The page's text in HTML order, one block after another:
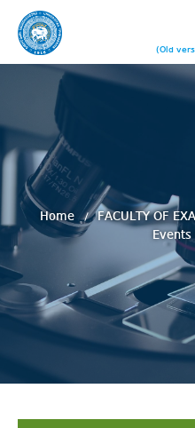
(Old
Home
FACULTY OF
Events